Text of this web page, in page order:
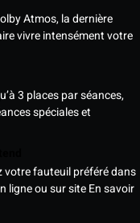
Atmos, la dernière
vivre intensément votre
3 places par séances,
spéciales et
votre fauteuil préféré dans
ligne ou sur siteEn savoir